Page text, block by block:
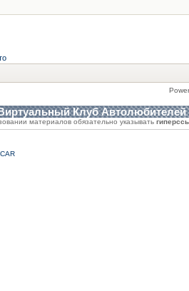
Клуб Автолюбителей
материалов обязательно указывать